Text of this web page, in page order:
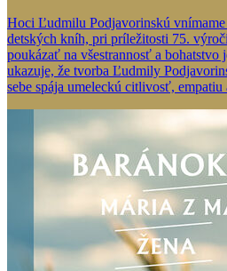
Hoci Ľudmilu Podjavorinskú
detských kníh, pri príležitosti 75.
poukázať na všestrannosť a
ukazuje, že tvorba Ľudmily
sebe spája umeleckú citlivosť,